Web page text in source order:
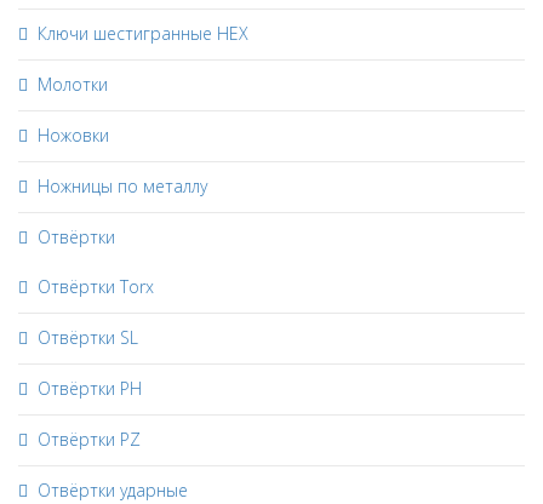
Ключи шестигранные HEX
Молотки
Ножовки
Ножницы по металлу
Отвёртки
Отвёртки Torx
Отвёртки SL
Отвёртки PH
Отвёртки PZ
Отвёртки ударные